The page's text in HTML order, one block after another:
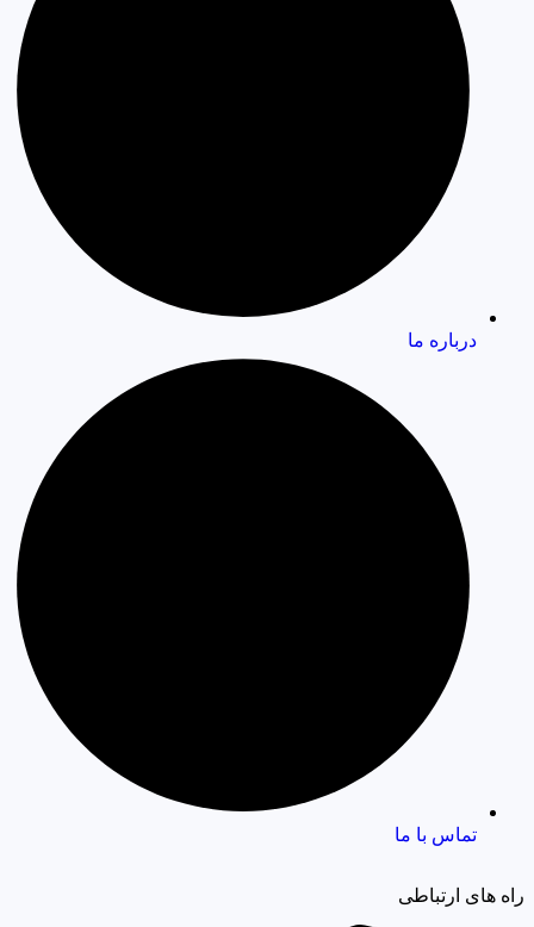
درباره ما
تماس با ما
راه های ارتباطی